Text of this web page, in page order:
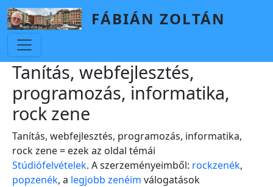
Skip to main content
FÁBIÁN ZOLTÁN
Tanítás, webfejlesztés,
programozás, informatika,
rock zene
Tanítás, webfejlesztés, programozás, informatika,
rock zene = ezek az oldal témái
Stúdiófelvételek. A szerzeményeimből: rockzenék,
popzenék, a legjobb zenéim válogatások